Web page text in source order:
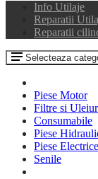
Info Utilaje
Reparatii
Reparatii
Selecteaza
Piese Motor
Filtre si
Consumabile
Piese
Piese Electrice
Senile